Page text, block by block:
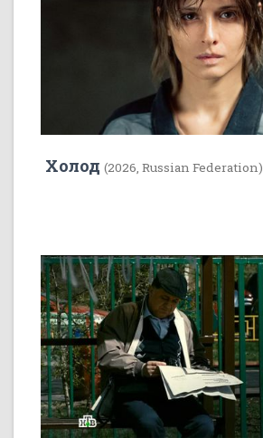
Холод (2026, Russian Federation)